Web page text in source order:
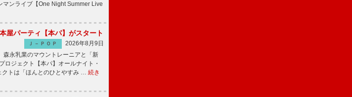
ンライブ【One Night Summer Live
屋パーティ【本パ】がスタート
Ｊ－ＰＯＰ
2026年8月9日
永乳業のマウントレーニアと「新
ロジェクト【本パ】オールナイト・
トは「ほんとのひとやすみ … 続き